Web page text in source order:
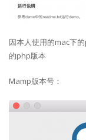
因本人使用的mac下
的php版本
Mamp版本号：